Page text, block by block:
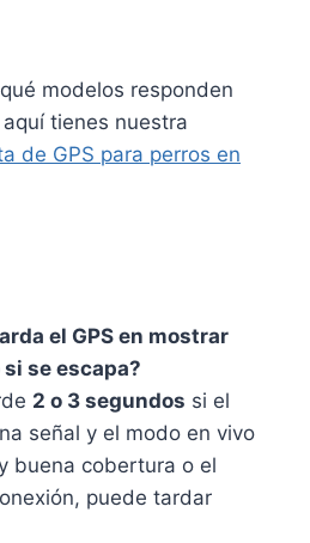
modelos responden
tienes nuestra
de GPS para perros en
el GPS en mostrar
se escapa?
2 o 3 segundos si el
señal y el modo en vivo
buena cobertura o el
puede tardar